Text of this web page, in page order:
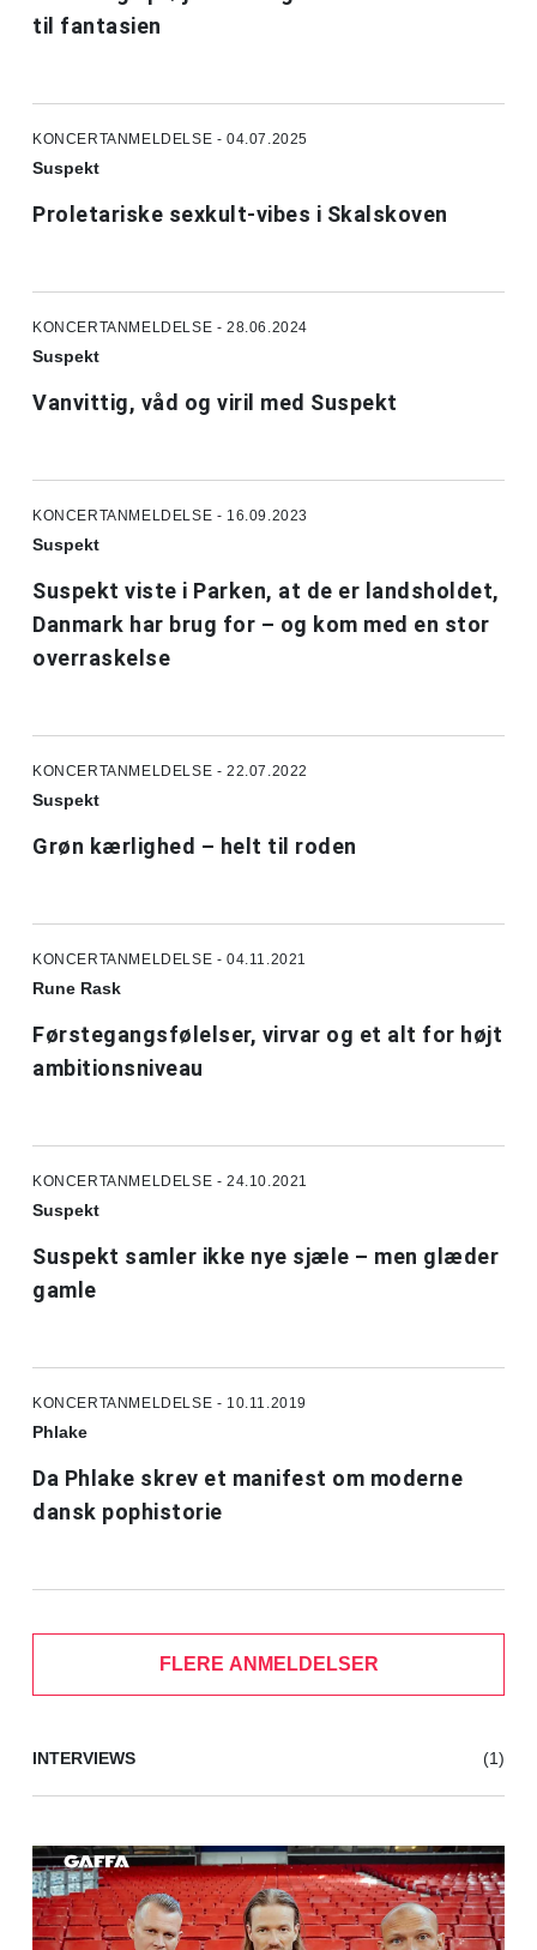
til fantasien
KONCERTANMELDELSE - 04.07.2025
Suspekt
Proletariske sexkult-vibes i Skalskoven
KONCERTANMELDELSE - 28.06.2024
Suspekt
Vanvittig, våd og viril med Suspekt
KONCERTANMELDELSE - 16.09.2023
Suspekt
Suspekt viste i Parken, at de er landsholdet,
Danmark har brug for – og kom med en stor
overraskelse
KONCERTANMELDELSE - 22.07.2022
Suspekt
Grøn kærlighed – helt til roden
KONCERTANMELDELSE - 04.11.2021
Rune Rask
Førstegangsfølelser, virvar og et alt for højt
ambitionsniveau
KONCERTANMELDELSE - 24.10.2021
Suspekt
Suspekt samler ikke nye sjæle – men glæder
gamle
KONCERTANMELDELSE - 10.11.2019
Phlake
Da Phlake skrev et manifest om moderne
dansk pophistorie
FLERE ANMELDELSER
INTERVIEWS (1)